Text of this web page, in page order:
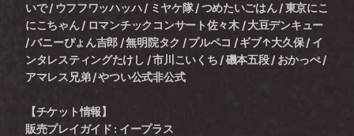
いで / ウフフワッハッハ / ミヤケ隊 / つめたいごはん / 東京にこ
にこちゃん / ロマンチックコンサート佐々木 / 大豆デンキュー
/ バニーぴょん吉郎 / 無明院タク / プルペコ / ギブ↑大久保 / イ
ンタレスティングたけし / 市川こいくち / 磯本五段 / おかっぺ /
アマレス兄弟 / やつい公式非公式
【チケット情報】
販売プレイガイド : イープラス